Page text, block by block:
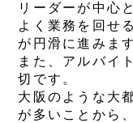
リーダーが中心
よく業務を回せ
が円滑に進みます
また、アルバイ
切です。
大阪のような大
が多いことから